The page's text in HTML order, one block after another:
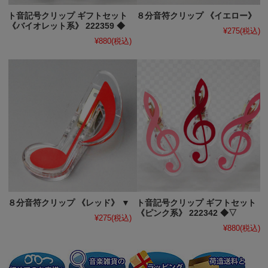
ト音記号クリップ ギフトセット
《バイオレット系》 222359 ◆
¥880(税込)
８分音符クリップ 《イエロー》
¥275(税込)
８分音符クリップ 《レッド》 ▼
¥275(税込)
ト音記号クリップ ギフトセット
《ピンク系》 222342 ◆▽
¥880(税込)